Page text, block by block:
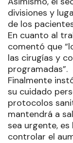
divisiones y
de los
En cuanto al
comentó que
las cirugías y
programadas”.
Finalmente
su cuidado
protocolos
mantendrá a
sea urgente,
controlar el